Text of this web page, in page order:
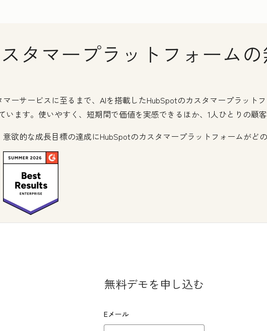
タマープラットフォーム
ーサービスに至るまで、AIを搭載したHubSpotのカスタマープラット
ます。 使いやすく、短期間で価値を実感できるほか、1人ひとりの顧
欲的な成長目標の達成にHubSpotのカスタマープラットフォームがど
無料デモを申し込む
Eメール